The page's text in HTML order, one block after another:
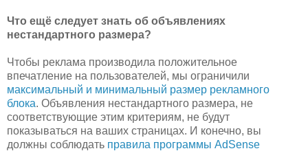
Что ещё следует знать об объявлениях
нестандартного размера?
Чтобы реклама производила положительное
впечатление на пользователей, мы ограничили
максимальный и минимальный размер рекламного
блока. Объявления нестандартного размера, не
соответствующие этим критериям, не будут
показываться на ваших страницах. И конечно, вы
должны соблюдать правила программы AdSense